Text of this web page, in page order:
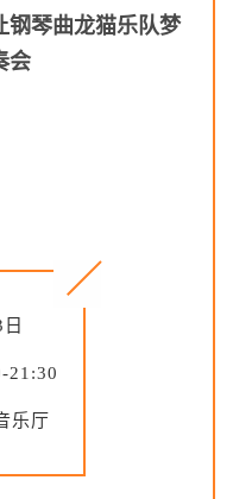
钢琴曲龙猫乐队梦
会
21:30
乐厅